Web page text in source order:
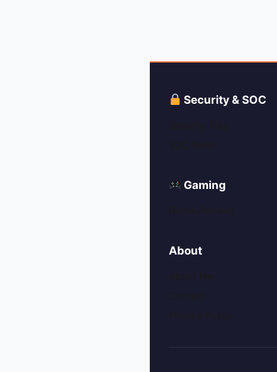
Security & SOC
Gaming
About